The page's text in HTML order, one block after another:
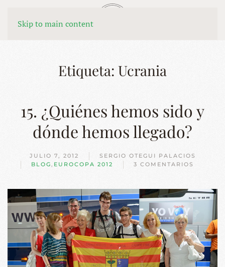
Skip to main content
MENÚ
Etiqueta: Ucrania
15. ¿Quiénes hemos sido y
dónde hemos llegado?
JULIO 7, 2012
SERGIO OTEGUI PALACIOS
BLOG, EUROCOPA 2012 3 COMENTARIOS
EN
HEMOS
SIDO
DÓNDE
HEMOS
LLEGADO?